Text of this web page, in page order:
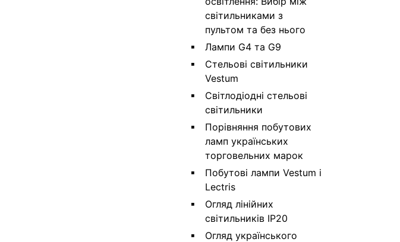
світильниками з
пультом та без нього
Лампи G4 та G9
Стельові світильники
Vestum
Світлодіодні стельові
світильники
Порівняння побутових
ламп українських
торговельних марок
Побутові лампи Vestum і
Lectris
Огляд лінійних
світильників IP20
Огляд українського